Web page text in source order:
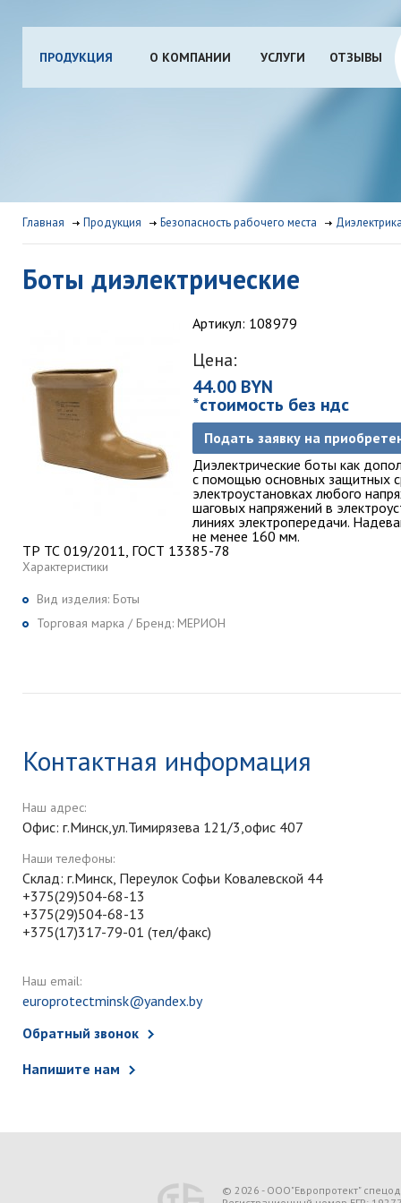
ПРОДУКЦИЯ О КОМПАНИИ УСЛУГИ ОТЗЫВЫ
Главная Продукция Безопасность рабочего места
Боты диэлектрические
Артикул: 108979
Цена:
44.00 BYN
*стоимость без ндс
Подать заявку на
Диэлектрические боты как
с помощью основных защитных
электроустановках любого
шаговых напряжений в
линиях электропередачи.
не менее 160 мм.
ТР ТС 019/2011, ГОСТ 13385-78
Характеристики
Вид изделия: Боты
Торговая марка / Бренд: МЕРИОН
Контактная информация
Наш адрес:
Офис: г.Минск,ул.Тимирязева 121/3,офис 407
Наши телефоны:
Склад: г.Минск, Переулок Софьи Ковалевской 44
+375(29)504-68-13
+375(29)504-68-13
+375(17)317-79-01 (тел/факс)
Наш email:
europrotectminsk@yandex.by
Обратный звонок
Напишите нам
© 2026 - ООО"Европротект"